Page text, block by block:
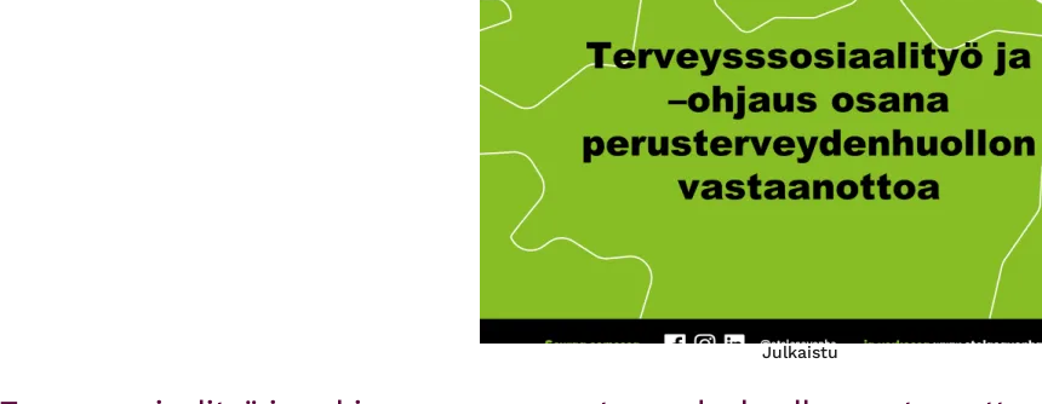
Julkaistu